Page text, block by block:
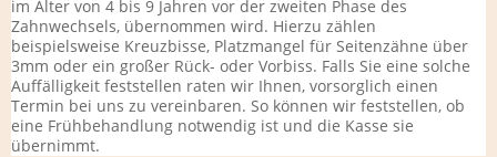
im Alter von 4 bis 9 Jahren vor der zweiten Phase des
Zahnwechsels, übernommen wird. Hierzu zählen
beispielsweise Kreuzbisse, Platzmangel für Seitenzähne über
3mm oder ein großer Rück- oder Vorbiss. Falls Sie eine solche
Auffälligkeit feststellen raten wir Ihnen, vorsorglich einen
Termin bei uns zu vereinbaren. So können wir feststellen, ob
eine Frühbehandlung notwendig ist und die Kasse sie
übernimmt.